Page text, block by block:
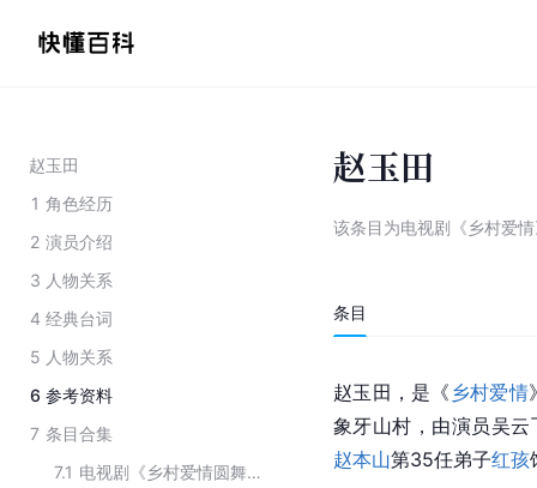
赵玉田
1 角色经历
2 演员介绍
3 人物关系
4 经典台词
5 人物关系
6 参考资料
7 条目合集
7.1
电视剧《乡村爱情圆舞曲》的主要角色
赵玉田
该条目为电视剧《乡村爱
条目
赵玉田，是《 乡村爱情
象牙山村，由演员吴
赵本山第35任弟子红孩